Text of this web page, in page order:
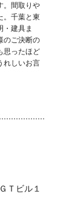
。間取りや
。千葉と東
・建具ま
のご決断の
思ったほど
れしいお言
Ｔビル１